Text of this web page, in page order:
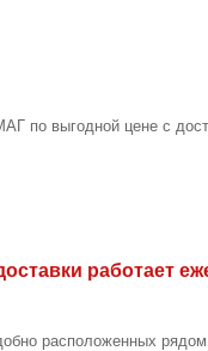
по выгодной цене с
работает
расположенных